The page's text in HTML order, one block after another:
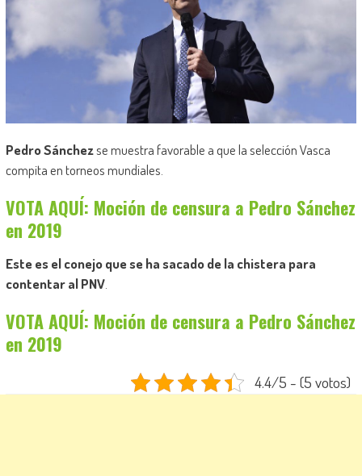
Pedro Sánchezse muestra favorable a que la selección Vasca
compita en torneos mundiales.
VOTA AQUÍ: Moción de censura a Pedro Sánchez
en 2019
Este es el conejo que se ha sacado de la chistera para
contentar al PNV.
VOTA AQUÍ: Moción de censura a Pedro Sánchez
en 2019
4.4/5 - (5 votos)